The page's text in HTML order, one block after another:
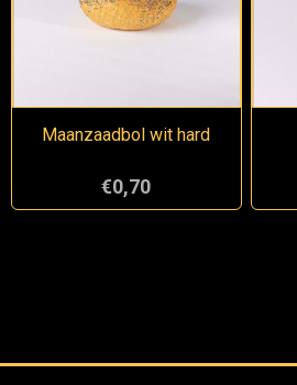
Maanzaadbol wit hard
€0,70